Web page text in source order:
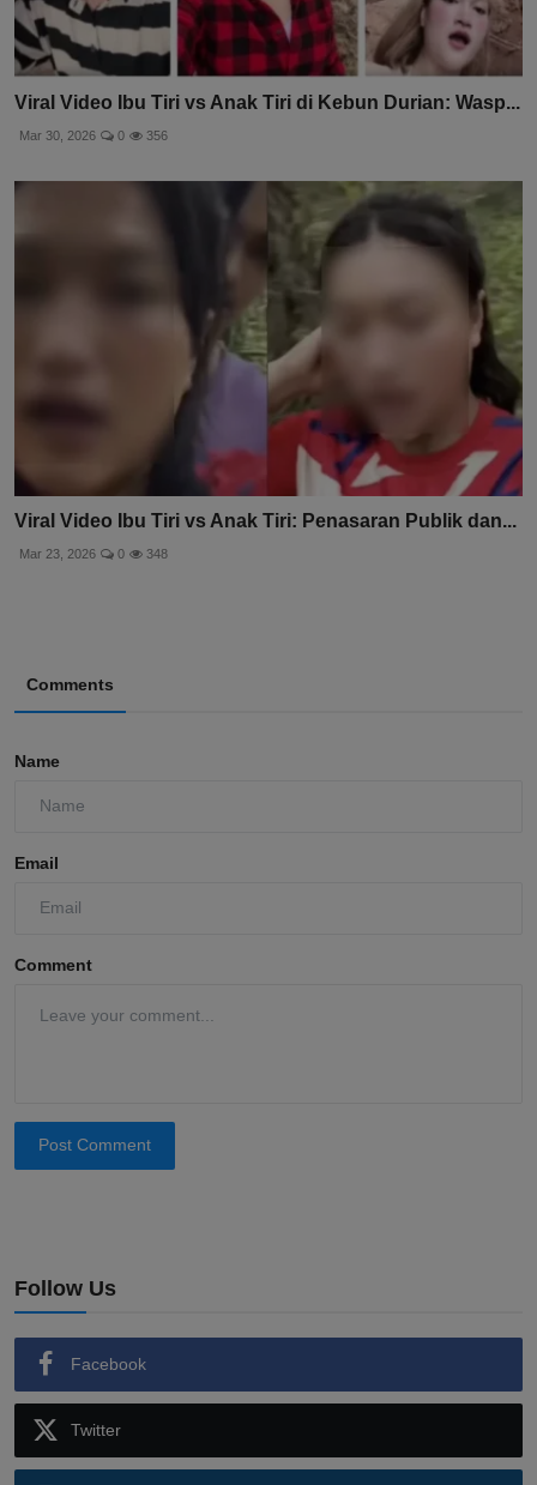
Viral Video Ibu Tiri vs Anak Tiri di Kebun Durian: Wasp...
Mar 30, 2026 0 356
Viral Video Ibu Tiri vs Anak Tiri: Penasaran Publik dan...
Mar 23, 2026 0 348
Comments
Name
Email
Comment
Post Comment
Follow Us
Facebook
Twitter